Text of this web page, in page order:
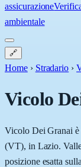
assicurazione
ambientale
🔗
Home › Stradario ›
Vicolo
Vicolo Dei Granai
(VT), in Lazio.
posizione esatta